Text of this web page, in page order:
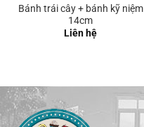
Bánh trái cây + bánh kỹ niệm
14cm
Liên hệ